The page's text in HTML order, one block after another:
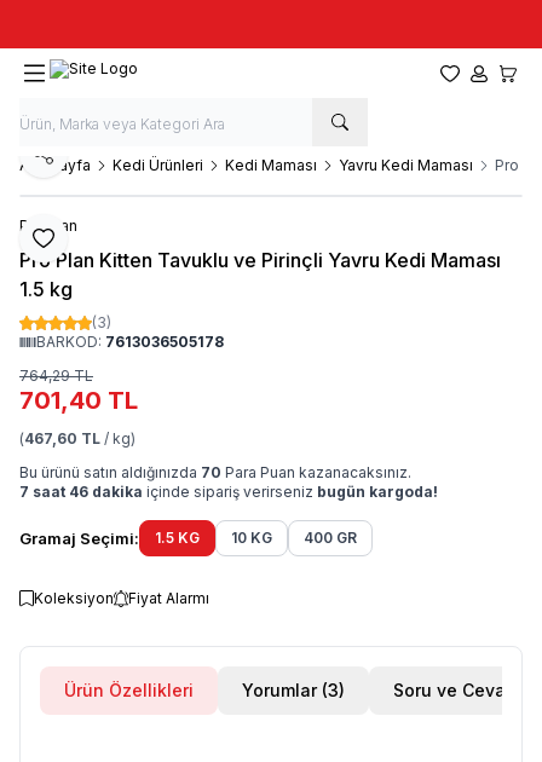
Favorilerim
Hesabım
Ana Sayfa Kedi Ürünleri Kedi Maması Yavru Kedi Maması Pro
Favoriye Ekle
Paylaş
Pro Plan
Pro Plan Kitten Tavuklu ve Pirinçli Yavru Kedi Maması
1.5 kg
(3)
BARKOD: 7613036505178
764,29TL
701,40 TL
(467,60 TL / kg)
Bu ürünü satın aldığınızda 70 Para Puan kazanacaksınız.
7 saat 46 dakika içinde sipariş verirseniz bugün kargoda!
Gramaj Seçimi: 1.5 KG 10 KG 400 GR
Koleksiyon Fiyat Alarmı
Ürün Özellikleri Yorumlar (3) Soru ve Cevap